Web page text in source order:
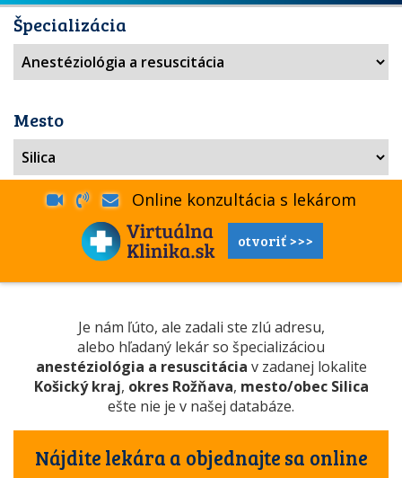
Špecializácia
Mesto
Online konzultácia s lekárom
otvoriť >>>
Je nám ľúto, ale zadali ste zlú adresu,
alebo hľadaný lekár so špecializáciou
anestéziológia a resuscitácia v zadanej lokalite
Košický kraj, okres Rožňava, mesto/obec Silica
ešte nie je v našej databáze.
Nájdite lekára a objednajte sa online